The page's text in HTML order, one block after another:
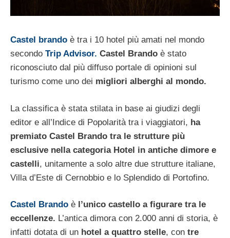
Castel brando è tra i 10 hotel più amati nel mondo
secondo Trip Advisor. Castel Brando è stato
riconosciuto dal più diffuso portale di opinioni sul
turismo come uno dei migliori alberghi al mondo.
La classifica è stata stilata in base ai giudizi degli
editor e all’Indice di Popolarità tra i viaggiatori, ha
premiato Castel Brando tra le strutture più
esclusive nella categoria Hotel in antiche dimore e
castelli, unitamente a solo altre due strutture italiane,
Villa d’Este di Cernobbio e lo Splendido di Portofino.
Castel Brando è l’unico castello a figurare tra le
eccellenze. L’antica dimora con 2.000 anni di storia, è
infatti dotata di un hotel a quattro stelle, con tre